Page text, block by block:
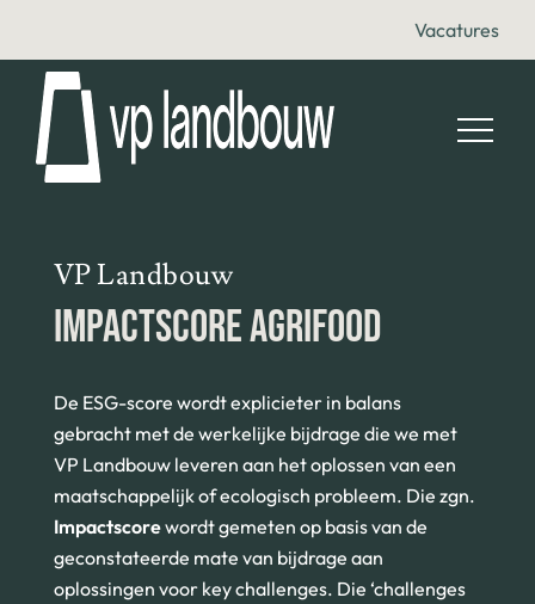
Vacatures
VP Landbouw
IMPACTSCORE AGRIFOOD
De ESG-score wordt explicieter in balans
gebracht met de werkelijke bijdrage die we met
VP Landbouw leveren aan het oplossen van een
maatschappelijk of ecologisch probleem. Die zgn.
Impactscorewordt gemeten op basis van de
geconstateerde mate van bijdrage aan
oplossingen voor key challenges. Die ‘challenges